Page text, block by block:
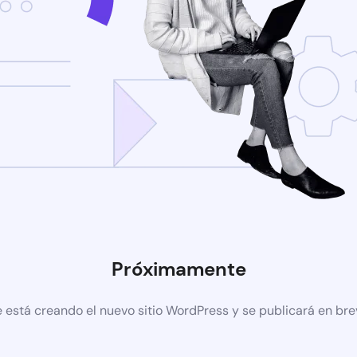
Próximamente
está creando el nuevo sitio WordPress y se publicará en